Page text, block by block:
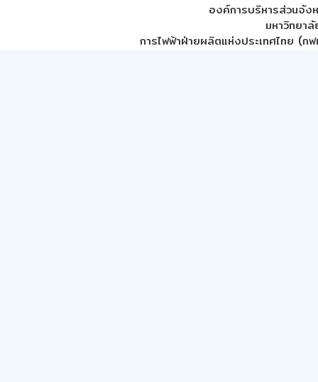
องค์การบริหารส่วนจัง
มหาวิทยา
การไฟฟ้าฝ่ายผลิตแห่งประเทศไทย (กฟ